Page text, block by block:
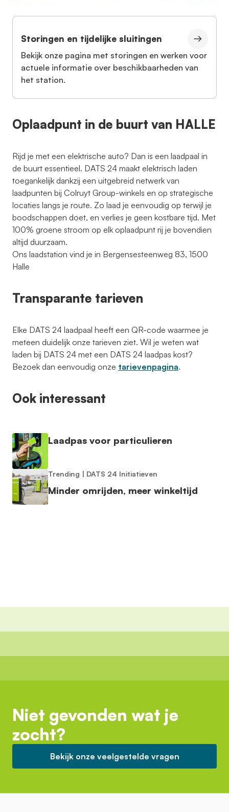
Storingen en tijdelijke sluitingen
Bekijk onze pagina met storingen en werken voor
actuele informatie over beschikbaarheden van
het station.
Oplaadpunt in de buurt van HALLE
Rijd je met een elektrische auto? Dan is een laadpaal in
de buurt essentieel. DATS 24 maakt elektrisch laden
toegankelijk dankzij een uitgebreid netwerk van
laadpunten bij Colruyt Group-winkels en op strategische
locaties langs je route. Zo laad je eenvoudig op terwijl je
boodschappen doet, en verlies je geen kostbare tijd. Met
100% groene stroom op elk oplaadpunt rij je bovendien
altijd duurzaam.
Ons laadstation vind je in Bergensesteenweg 83, 1500
Halle
Transparante tarieven
Elke DATS 24 laadpaal heeft een QR-code waarmee je
meteen duidelijk onze tarieven ziet. Wil je weten wat
laden bij DATS 24 met een DATS 24 laadpas kost?
Bezoek dan eenvoudig onze tarievenpagina.
Ook interessant
Laadpas voor particulieren
Trending | DATS 24 Initiatieven
Minder omrijden, meer winkeltijd
Niet gevonden wat je
zocht?
Bekijk onze veelgestelde vragen